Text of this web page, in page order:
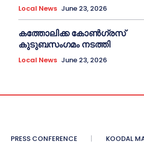
Local News June 23, 2026
കത്തോലിക്ക കോൺഗ്രസ്
കുടുബസംഗമം നടത്തി
Local News June 23, 2026
PRESS CONFERENCE KOODAL